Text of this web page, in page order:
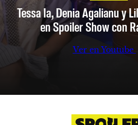
Tessa Ia, Denia Agalianu y
en Spoiler Show con
Ver en Youtube